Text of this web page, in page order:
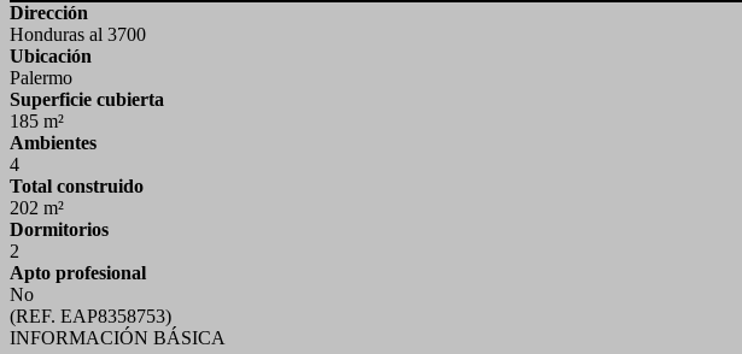
Dirección
Honduras al 3700
Ubicación
Palermo
Superficie cubierta
185 m²
Ambientes
4
Total construido
202 m²
Dormitorios
2
Apto profesional
No
(REF. EAP8358753)
INFORMACIÓN BÁSICA